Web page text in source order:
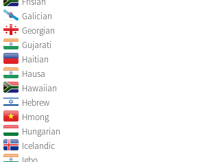
Galician
Georgian
Gujarati
Haitian
Hausa
Hawaiian
Hebrew
Hmong
Hungarian
Icelandic